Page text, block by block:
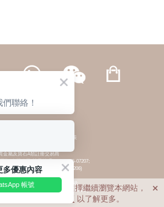
| 簡体
版權所有 不得轉載 私隱政策
金屬及寶石A類註冊交易商
際)有限公司-註冊號碼:A-B-24-05-07207;
有限公司-註冊號碼:A-B-24-05-07206)
貴金屬及寶石B類註冊交易商
限公司-註冊號碼:B-B-24-05-07258;
港)有限公司-註冊號碼:B-B-24-05-07259)
瀏覽體驗。若您選擇繼續瀏覽本網站，
私隱政策 以了解更多。

多優惠內容
帳號
聯絡！